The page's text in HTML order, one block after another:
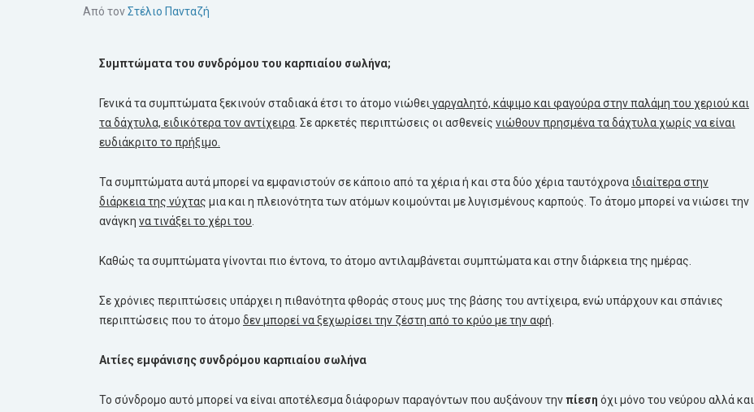
Από τονΣτέλιο Πανταζή
Συμπτώματα του συνδρόμου του καρπιαίου σωλήνα;
Γενικά τα συμπτώματα ξεκινούν σταδιακά έτσι το άτομο νιώθει γαργαλητό, κάψιμο και φαγούρα στην παλάμη του χεριού και
τα δάχτυλα, ειδικότερα τον αντίχειρα . Σε αρκετές περιπτώσεις οι ασθενείς νιώθουν πρησμένα τα δάχτυλα χωρίς να είναι
ευδιάκριτο το πρήξιμο.
Τα συμπτώματα αυτά μπορεί να εμφανιστούν σε κάποιο από τα χέρια ή και στα δύο χέρια ταυτόχρονα ιδιαίτερα στην
διάρκεια της νύχτας μια και η πλειονότητα των ατόμων κοιμούνται με λυγισμένους καρπούς. Το άτομο μπορεί να νιώσει την
ανάγκη να τινάξει το χέρι του
Καθώς τα συμπτώματα γίνονται πιο έντονα, το άτομο αντιλαμβάνεται συμπτώματα και στην διάρκεια της ημέρας.
Σε χρόνιες περιπτώσεις υπάρχει η πιθανότητα φθοράς στους μυς της βάσης του αντίχειρα, ενώ υπάρχουν και σπάνιες
περιπτώσεις που το άτομο δεν μπορεί να ξεχωρίσει την ζέστη από το κρύο με την αφή
Αιτίες εμφάνισης συνδρόμου καρπιαίου σωλήνα
Το σύνδρομο αυτό μπορεί να είναι αποτέλεσμα διάφορων παραγόντων που αυξάνουν τηνπίεση όχι μόνο του νεύρου αλλά και